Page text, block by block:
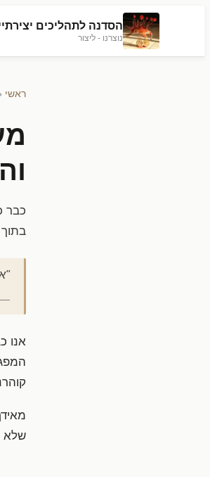
הסדנה לתהליכים
נוצרנו - ליצור
ראשי
כבר
—
אנו
שלא